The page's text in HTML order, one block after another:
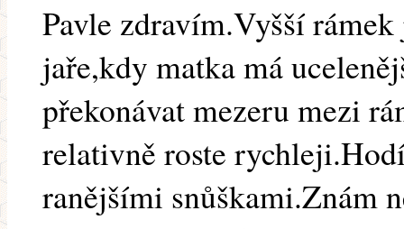
Pavle zdravím.Vyšší
jaře,kdy matka má
překonávat mezeru mezi
relativně roste
ranějšími snůškami.Znám